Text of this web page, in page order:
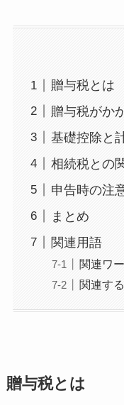
贈与税とは
贈与税がか
基礎控除と
相続税との
申告時の注
まとめ
関連用語
関連ワ
関連す
贈与税とは